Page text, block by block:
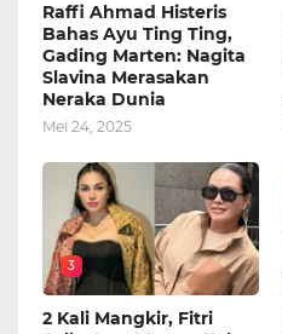
Raffi Ahmad Histeris
Bahas Ayu Ting Ting,
Gading Marten: Nagita
Slavina Merasakan
Neraka Dunia
Mei 24, 2025
3
2 Kali Mangkir, Fitri